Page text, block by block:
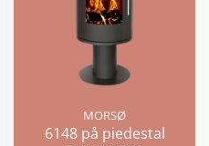
MORSØ
6148 på piedestal